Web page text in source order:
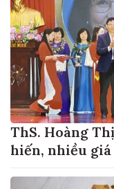
ThS. Hoàng
hiến, nhiều